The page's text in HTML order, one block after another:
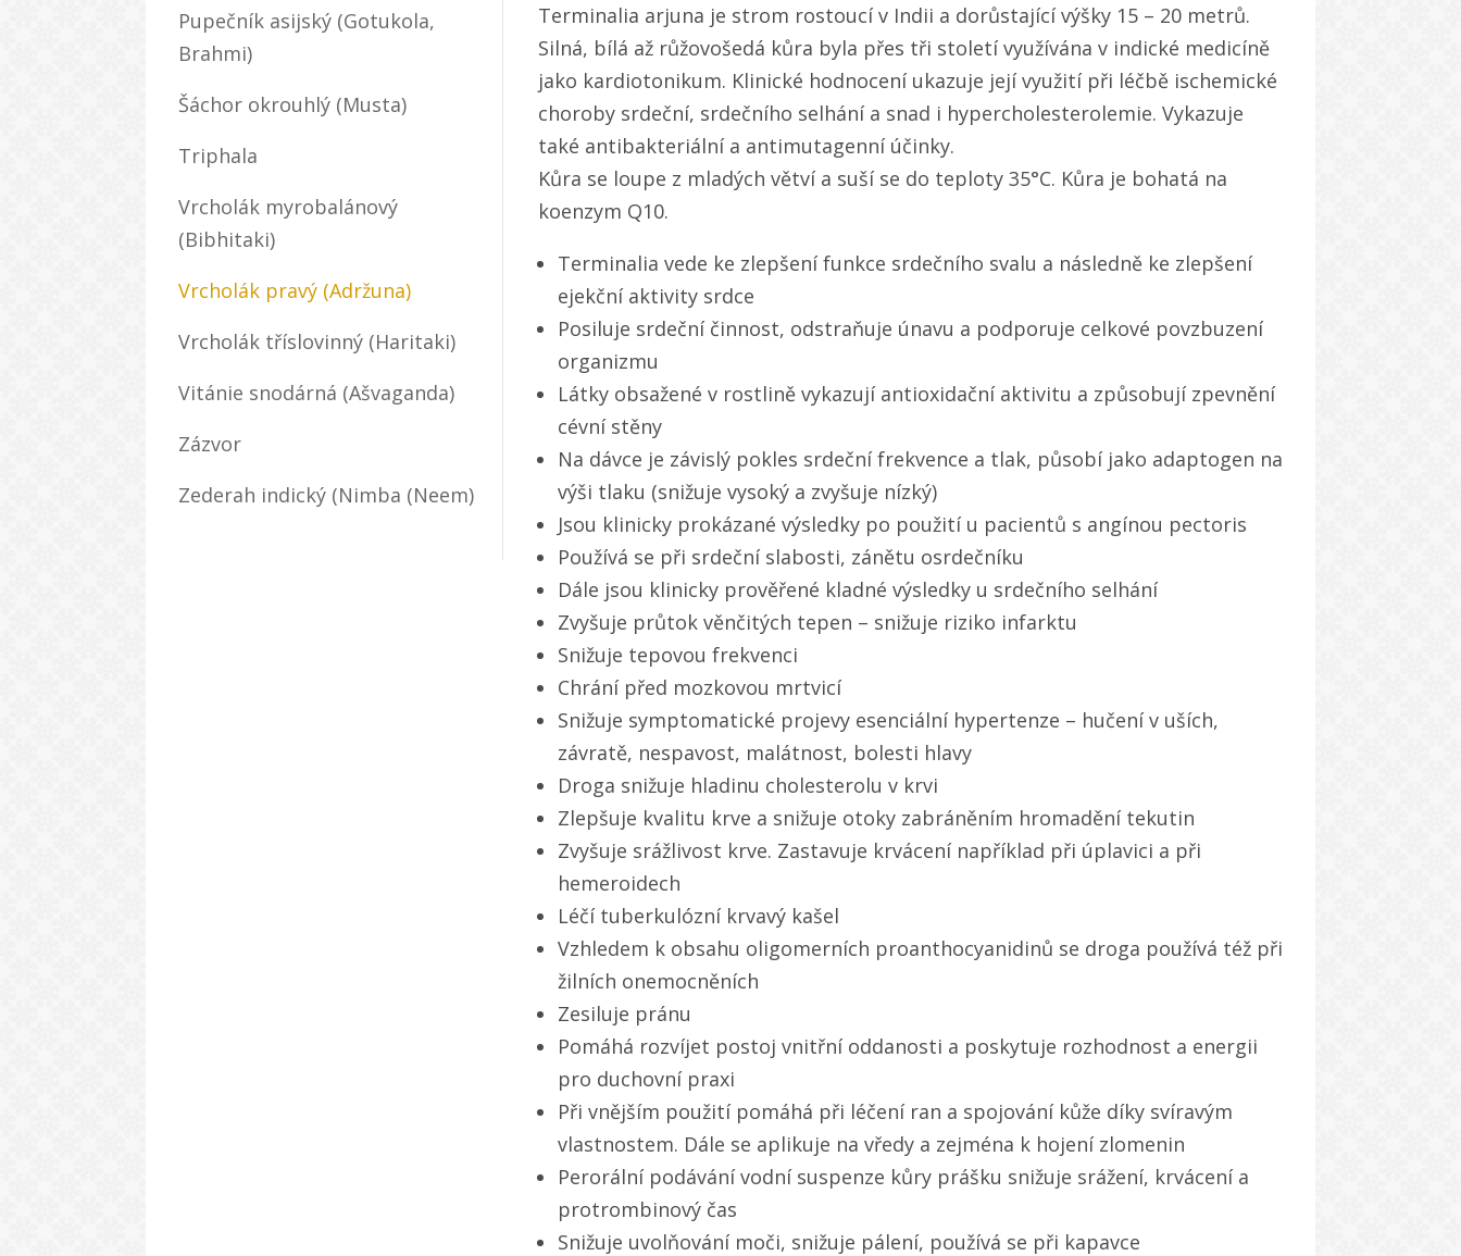
Pupečník asijský (Gotukola,
Brahmi)
Šáchor okrouhlý (Musta)
Triphala
Vrcholák myrobalánový
(Bibhitaki)
Vrcholák pravý (Adržuna)
Vrcholák tříslovinný (Haritaki)
Vitánie snodárná (Ašvaganda)
Zázvor
Zederah indický (Nimba (Neem)
Terminalia arjuna je strom rostoucí v Indii a dorůstající výšky 15 – 20 metrů.
Silná, bílá až růžovošedá kůra byla přes tři století využívána v indické medicíně
jako kardiotonikum. Klinické hodnocení ukazuje její využití při léčbě ischemické
choroby srdeční, srdečního selhání a snad i hypercholesterolemie. Vykazuje
také antibakteriální a antimutagenní účinky.
Kůra se loupe z mladých větví a suší se do teploty 35°C. Kůra je bohatá na
koenzym Q10.
Terminalia vede ke zlepšení funkce srdečního svalu a následně ke zlepšení
ejekční aktivity srdce
Posiluje srdeční činnost, odstraňuje únavu a podporuje celkové povzbuzení
organizmu
Látky obsažené v rostlině vykazují antioxidační aktivitu a způsobují zpevnění
cévní stěny
Na dávce je závislý pokles srdeční frekvence a tlak, působí jako adaptogen na
výši tlaku (snižuje vysoký a zvyšuje nízký)
Jsou klinicky prokázané výsledky po použití u pacientů s angínou pectoris
Používá se při srdeční slabosti, zánětu osrdečníku
Dále jsou klinicky prověřené kladné výsledky u srdečního selhání
Zvyšuje průtok věnčitých tepen – snižuje riziko infarktu
Snižuje tepovou frekvenci
Chrání před mozkovou mrtvicí
Snižuje symptomatické projevy esenciální hypertenze – hučení v uších,
závratě, nespavost, malátnost, bolesti hlavy
Droga snižuje hladinu cholesterolu v krvi
Zlepšuje kvalitu krve a snižuje otoky zabráněním hromadění tekutin
Zvyšuje srážlivost krve. Zastavuje krvácení například při úplavici a při
hemeroidech
Léčí tuberkulózní krvavý kašel
Vzhledem k obsahu oligomerních proanthocyanidinů se droga používá též při
žilních onemocněních
Zesiluje pránu
Pomáhá rozvíjet postoj vnitřní oddanosti a poskytuje rozhodnost a energii
pro duchovní praxi
Při vnějším použití pomáhá při léčení ran a spojování kůže díky svíravým
vlastnostem. Dále se aplikuje na vředy a zejména k hojení zlomenin
Perorální podávání vodní suspenze kůry prášku snižuje srážení, krvácení a
protrombinový čas
Snižuje uvolňování moči, snižuje pálení, používá se při kapavce